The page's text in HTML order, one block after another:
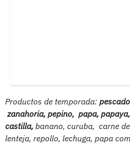
Productos de temporada:
zanahoria, pepino, papa,
castilla, banano, curuba, carne
lenteja, repollo, lechuga, papa